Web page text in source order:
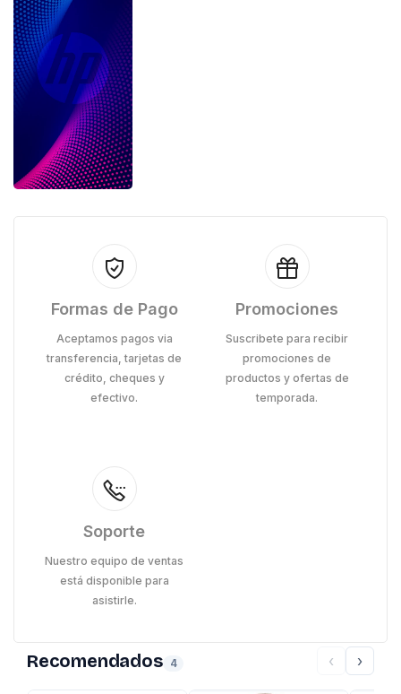
Formas de Pago
Aceptamos pagos via
transferencia, tarjetas de
crédito, cheques y
efectivo.
Promociones
Suscribete para recibir
promociones de
productos y ofertas de
temporada.
Soporte
Nuestro equipo de ventas
está disponible para
asistirle.
Recomendados 4 ‹ ›